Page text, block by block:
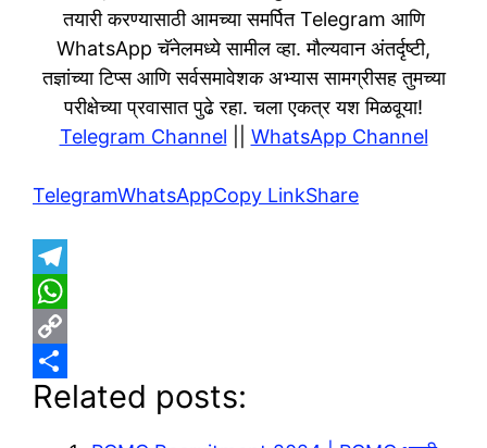
तयारी करण्यासाठी आमच्या समर्पित Telegram आणि
WhatsApp चॅनेलमध्ये सामील व्हा. मौल्यवान अंतर्दृष्टी,
तज्ञांच्या टिप्स आणि सर्वसमावेशक अभ्यास सामग्रीसह तुमच्या
परीक्षेच्या प्रवासात पुढे रहा. चला एकत्र यश मिळवूया!
Telegram Channel
WhatsApp Channel
TelegramWhatsAppCopy LinkShare
T
e
e
W
h
a
C
o
S
Related posts: